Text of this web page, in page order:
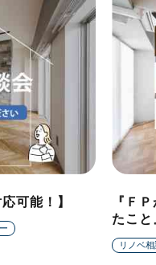
可能！】
『Ｆ
たこ
リノベ